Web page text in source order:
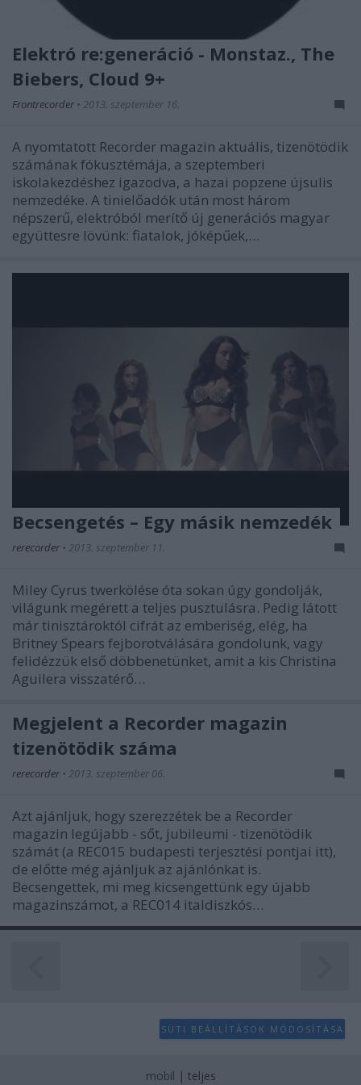
Elektró re:generáció - Monstaz., The
Biebers, Cloud 9+
Frontrecorder • 2013. szeptember 16.
A nyomtatott Recorder magazin aktuális, tizenötödik
számának fókusztémája, a szeptemberi
iskolakezdéshez igazodva, a hazai popzene újsulis
nemzedéke. A tinielőadók után most három
népszerű, elektróból merítő új generációs magyar
együttesre lövünk: fiatalok, jóképűek,…
Becsengetés – Egy másik nemzedék
rerecorder • 2013. szeptember 11.
Miley Cyrus twerkölése óta sokan úgy gondolják,
világunk megérett a teljes pusztulásra. Pedig látott
már tinisztároktól cifrát az emberiség, elég, ha
Britney Spears fejborotválására gondolunk, vagy
felidézzük első döbbenetünket, amit a kis Christina
Aguilera visszatérő…
Megjelent a Recorder magazin
tizenötödik száma
rerecorder • 2013. szeptember 06.
Azt ajánljuk, hogy szerezzétek be a Recorder
magazin legújabb - sőt, jubileumi - tizenötödik
számát (a REC015 budapesti terjesztési pontjai itt),
de előtte még ajánljuk az ajánlónkat is.
Becsengettek, mi meg kicsengettünk egy újabb
magazinszámot, a REC014 italdiszkós…
SÜTI BEÁLLÍTÁSOK MÓDOSÍTÁSA
mobil | teljes